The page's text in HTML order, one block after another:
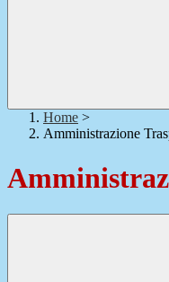
Home >
Amministrazione